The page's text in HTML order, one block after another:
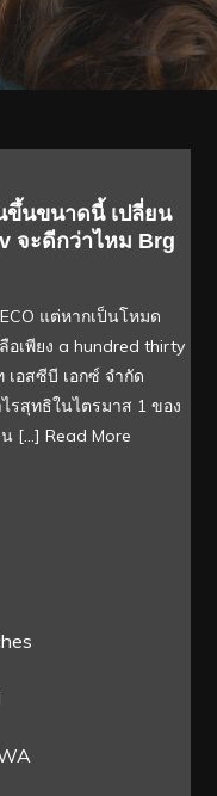
ขึ้นขนาดนี้ เปลี่ยน
จะดีกว่าไหม Brg
แต่หากเป็นโหมด
อเพียง a hundred thirty
เอสซีบี เอกซ์ จำกัด
รสุทธิในไตรมาส 1 ของ
[…] Read More